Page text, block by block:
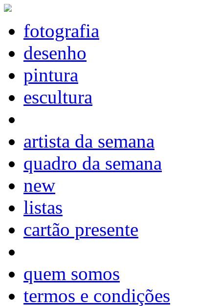
fotografia
desenho
pintura
escultura
artista da semana
quadro da semana
new
listas
cartão presente
quem somos
termos e condições